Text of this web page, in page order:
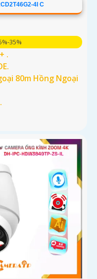
4I C
35%
.
80m Hồng Ngoại